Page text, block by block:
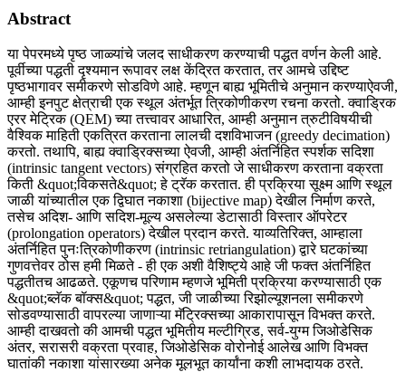
Abstract
या पेपरमध्ये पृष्ठ जाळ्यांचे जलद साधीकरण करण्याची पद्धत वर्णन केली आहे.
पूर्वीच्या पद्धती दृश्यमान रूपावर लक्ष केंद्रित करतात, तर आमचे उद्दिष्ट
पृष्ठभागावर समीकरणे सोडविणे आहे. म्हणून बाह्य भूमितीचे अनुमान करण्याऐवजी,
आम्ही इनपुट क्षेत्राची एक स्थूल अंतर्भूत त्रिकोणीकरण रचना करतो. क्वाड्रिक
एरर मेट्रिक (QEM) च्या तत्त्वावर आधारित, आम्ही अनुमान त्रुटीविषयीची
वैश्विक माहिती एकत्रित करताना लालची दशविभाजन (greedy decimation)
करतो. तथापि, बाह्य क्वाड्रिक्सच्या ऐवजी, आम्ही अंतर्निहित स्पर्शक सदिशा
(intrinsic tangent vectors) संग्रहित करतो जे साधीकरण करताना वक्रता
किती &quot;विकसते&quot; हे ट्रॅक करतात. ही प्रक्रिया सूक्ष्म आणि स्थूल
जाळी यांच्यातील एक द्विघात नकाशा (bijective map) देखील निर्माण करते,
तसेच अदिश- आणि सदिश-मूल्य असलेल्या डेटासाठी विस्तार ऑपरेटर
(prolongation operators) देखील प्रदान करते. याव्यतिरिक्त, आम्हाला
अंतर्निहित पुनःत्रिकोणीकरण (intrinsic retriangulation) द्वारे घटकांच्या
गुणवत्तेवर ठोस हमी मिळते - ही एक अशी वैशिष्ट्ये आहे जी फक्त अंतर्निहित
पद्धतीतच आढळते. एकूणच परिणाम म्हणजे भूमिती प्रक्रिया करण्यासाठी एक
&quot;ब्लॅक बॉक्स&quot; पद्धत, जी जाळीच्या रिझोल्यूशनला समीकरणे
सोडवण्यासाठी वापरल्या जाणाऱ्या मॅट्रिक्सच्या आकारापासून विभक्त करते.
आम्ही दाखवतो की आमची पद्धत भूमितीय मल्टीग्रिड, सर्व-युग्म जिओडेसिक
अंतर, सरासरी वक्रता प्रवाह, जिओडेसिक वोरोनोई आलेख आणि विभक्त
घातांकी नकाशा यांसारख्या अनेक मूलभूत कार्यांना कशी लाभदायक ठरते.